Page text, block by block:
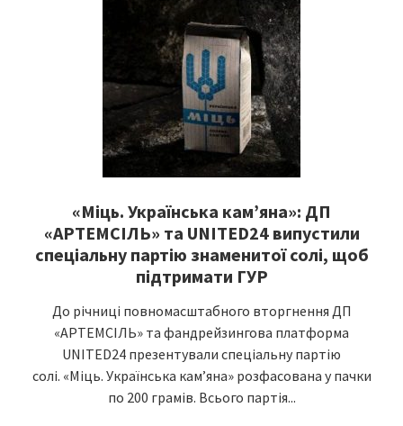
«Міць. Українська кам’яна»: ДП
«АРТЕМСІЛЬ» та UNITED24 випустили
спеціальну партію знаменитої солі, щоб
підтримати ГУР
До річниці повномасштабного вторгнення ДП
«АРТЕМСІЛЬ» та фандрейзингова платформа
UNITED24 презентували спеціальну партію
солі. «Міць. Українська кам’яна» розфасована у пачки
по 200 грамів. Всього партія...